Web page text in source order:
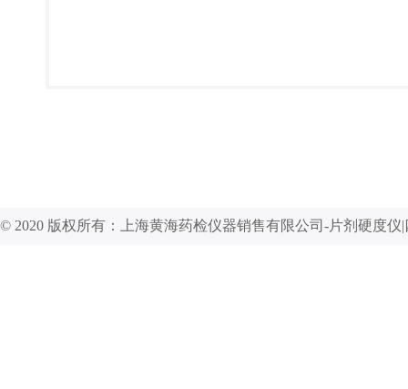
© 2020 版权所有：上海黄海药检仪器销售有限公司-片剂硬度